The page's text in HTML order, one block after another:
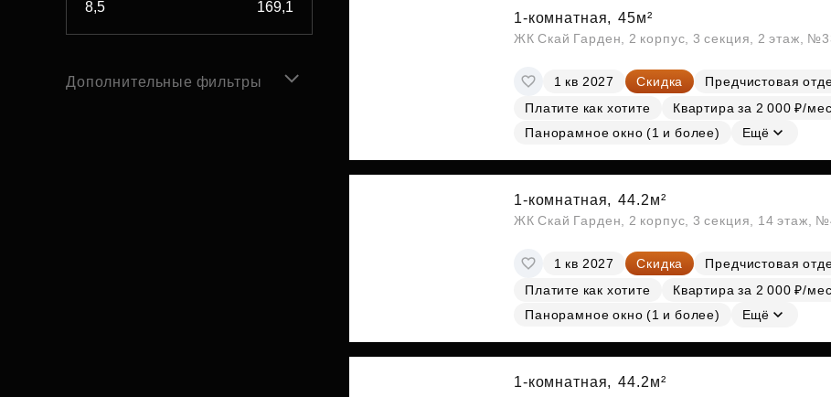
Дополнительные фильтры
1-комнатная, 45м²
ЖК Скай Гарден, 2 корпус, 3 секция, 2 этаж,
1 кв 2027 Скидка
Предчистовая
Платите как хотите
Квартира за 2 000 ₽/мес
Панорамное окно (1 и более)
Ещё
1-комнатная, 44.2м²
ЖК Скай Гарден, 2 корпус, 3 секция, 14 этаж,
1 кв 2027 Скидка
Предчистовая
Платите как хотите
Квартира за 2 000 ₽/мес
Панорамное окно (1 и более)
Ещё
1-комнатная, 44.2м²